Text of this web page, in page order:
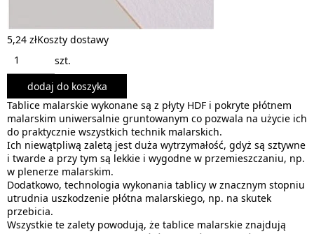
5,24 złKoszty dostawy
szt.
dodaj do koszyka
Tablice malarskie wykonane są z płyty HDF i pokryte płótnem
malarskim uniwersalnie gruntowanym co pozwala na użycie ich
do praktycznie wszystkich technik malarskich.
Ich niewątpliwą zaletą jest duża wytrzymałość, gdyż są sztywne
i twarde a przy tym są lekkie i wygodne w przemieszczaniu, np.
w plenerze malarskim.
Dodatkowo, technologia wykonania tablicy w znacznym stopniu
utrudnia uszkodzenie płótna malarskiego, np. na skutek
przebicia.
Wszystkie te zalety powodują, że tablice malarskie znajdują